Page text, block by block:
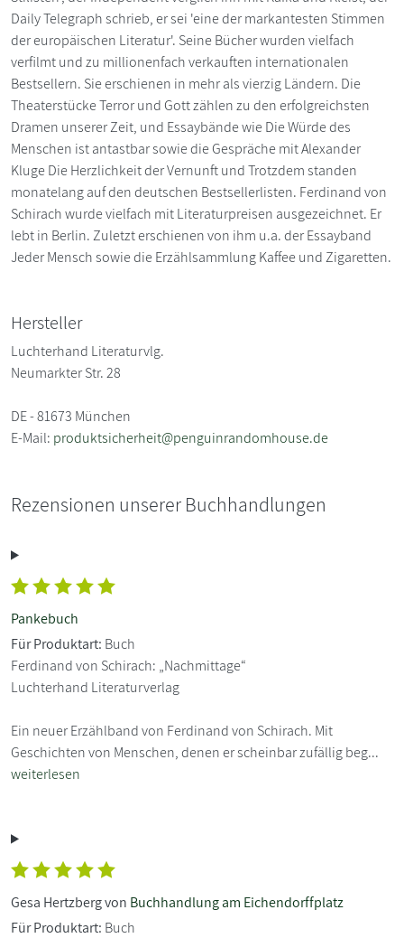
Daily Telegraph schrieb, er sei 'eine der markantesten Stimmen
der europäischen Literatur'. Seine Bücher wurden vielfach
verfilmt und zu millionenfach verkauften internationalen
Bestsellern. Sie erschienen in mehr als vierzig Ländern. Die
Theaterstücke Terror und Gott zählen zu den erfolgreichsten
Dramen unserer Zeit, und Essaybände wie Die Würde des
Menschen ist antastbar sowie die Gespräche mit Alexander
Kluge Die Herzlichkeit der Vernunft und Trotzdem standen
monatelang auf den deutschen Bestsellerlisten. Ferdinand von
Schirach wurde vielfach mit Literaturpreisen ausgezeichnet. Er
lebt in Berlin. Zuletzt erschienen von ihm u.a. der Essayband
Jeder Mensch sowie die Erzählsammlung Kaffee und Zigaretten.
Hersteller
Luchterhand Literaturvlg.
Neumarkter Str. 28
DE - 81673 München
E-Mail: produktsicherheit@penguinrandomhouse.de
Rezensionen unserer Buchhandlungen
Pankebuch
Für Produktart: Buch
Ferdinand von Schirach: „Nachmittage“
Luchterhand Literaturverlag
Ein neuer Erzählband von Ferdinand von Schirach. Mit
Geschichten von Menschen, denen er scheinbar zufällig beg...
weiterlesen
Gesa Hertzberg von Buchhandlung am Eichendorffplatz
Für Produktart: Buch